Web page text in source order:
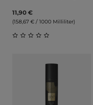
11,90 €
(158,67 € / 1000 Milliliter)